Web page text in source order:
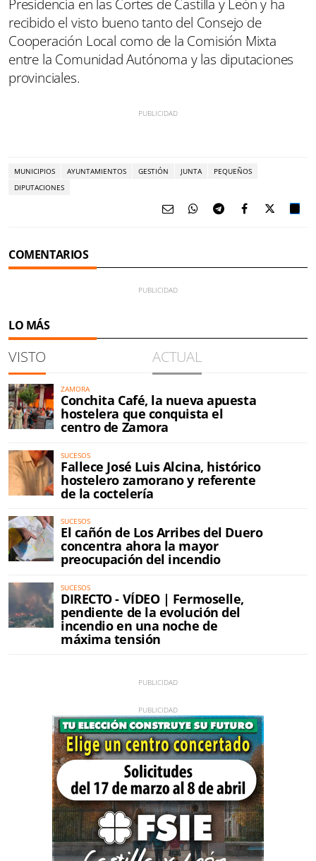
Presidencia en las Cortes de Castilla y León y ha
recibido el visto bueno tanto del Consejo de
Cooperación Local como de la Comisión Mixta
entre la Comunidad Autónoma y las diputaciones
provinciales.
MUNICIPIOS AYUNTAMIENTOS GESTIÓN JUNTA
PEQUEÑOS
DIPUTACIONES
COMENTARIOS
LO MÁS
VISTO ACTUAL
ZAMORA
Conchita Café, la nueva apuesta
hostelera que conquista el
centro de Zamora
SUCESOS
Fallece José Luis Alcina, histórico
hostelero zamorano y referente
de la coctelería
SUCESOS
El cañón de Los Arribes del Duero
concentra ahora la mayor
preocupación del incendio
SUCESOS
DIRECTO - VÍDEO | Fermoselle,
pendiente de la evolución del
incendio en una noche de
máxima tensión